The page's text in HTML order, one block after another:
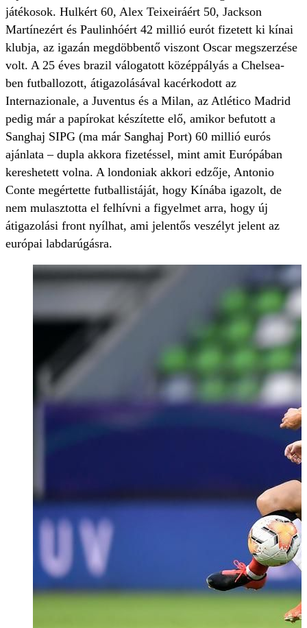
játékosok. Hulkért 60, Alex Teixeiráért 50, Jackson
Martínezért és Paulinhóért 42 millió eurót fizetett ki kínai
klubja, az igazán megdöbbentő viszont Oscar megszerzése
volt. A 25 éves brazil válogatott középpályás a Chelsea-
ben futballozott, átigazolásával kacérkodott az
Internazionale, a Juventus és a Milan, az Atlético Madrid
pedig már a papírokat készítette elő, amikor befutott a
Sanghaj SIPG (ma már Sanghaj Port) 60 millió eurós
ajánlata – dupla akkora fizetéssel, mint amit Európában
kereshetett volna. A londoniak akkori edzője, Antonio
Conte megértette futballistáját, hogy Kínába igazolt, de
nem mulasztotta el felhívni a figyelmet arra, hogy új
átigazolási front nyílhat, ami jelentős veszélyt jelent az
európai labdarúgásra.